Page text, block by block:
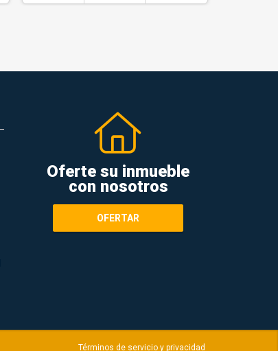
Oferte su inmueble
con nosotros
OFERTAR
Términos de servicio y privacidad